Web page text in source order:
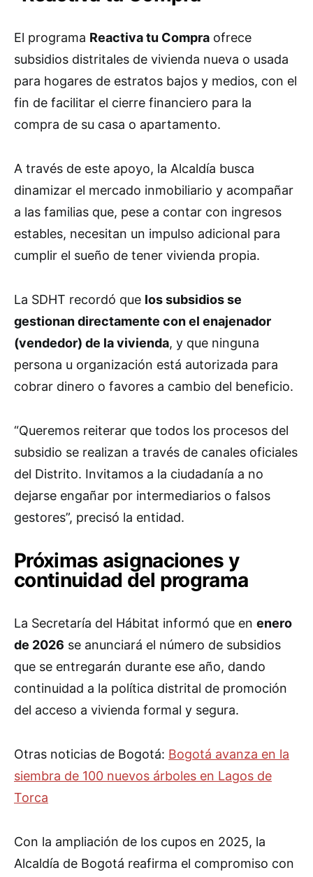
El programa Reactiva tu Compra ofrece
subsidios distritales de vivienda nueva o usada
para hogares de estratos bajos y medios, con el
fin de facilitar el cierre financiero para la
compra de su casa o apartamento.
A través de este apoyo, la Alcaldía busca
dinamizar el mercado inmobiliario y acompañar
a las familias que, pese a contar con ingresos
estables, necesitan un impulso adicional para
cumplir el sueño de tener vivienda propia.
La SDHT recordó que los subsidios se
gestionan directamente con el enajenador
(vendedor) de la vivienda, y que ninguna
persona u organización está autorizada para
cobrar dinero o favores a cambio del beneficio.
“Queremos reiterar que todos los procesos del
subsidio se realizan a través de canales oficiales
del Distrito. Invitamos a la ciudadanía a no
dejarse engañar por intermediarios o falsos
gestores”, precisó la entidad.
Próximas asignaciones y
continuidad del programa
La Secretaría del Hábitat informó que en enero
de 2026 se anunciará el número de subsidios
que se entregarán durante ese año, dando
continuidad a la política distrital de promoción
del acceso a vivienda formal y segura.
Otras noticias de Bogotá: Bogotá avanza en la
siembra de 100 nuevos árboles en Lagos de
Torca
Con la ampliación de los cupos en 2025, la
Alcaldía de Bogotá reafirma el compromiso con